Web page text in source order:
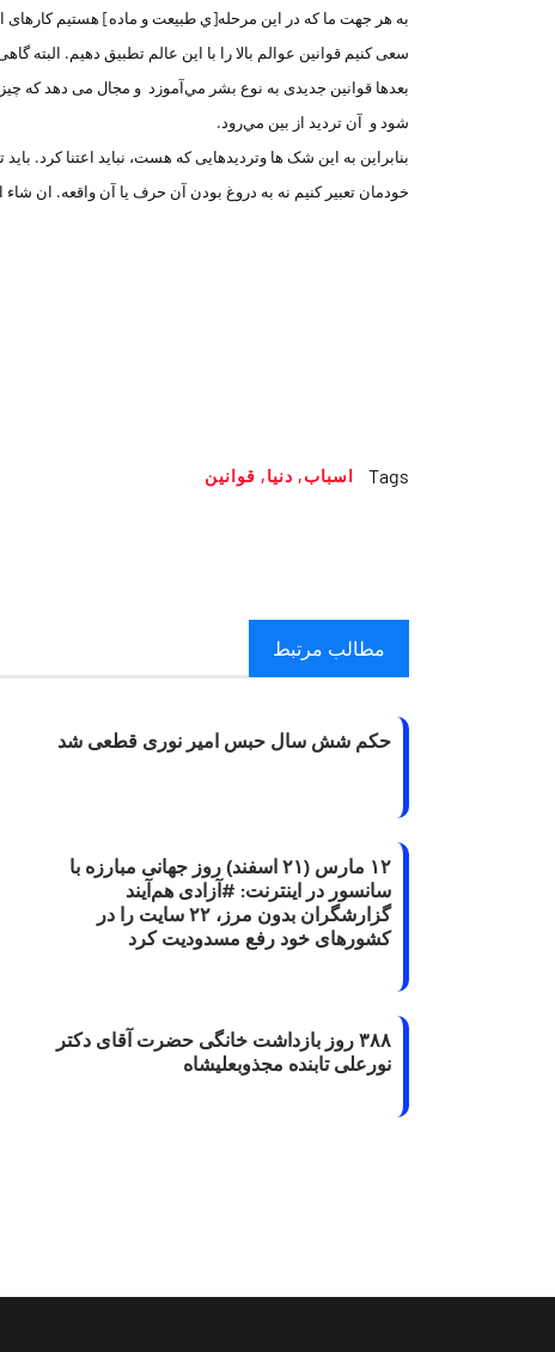
به هر جهت ما كه در این مرحله‌[ي طبيعت و ماده] هستیم کارهای
سعی کنیم قوانین عوالم بالا را با این عالم تطبيق دهيم.
بعدها قوانین جدیدی به نوع بشر مي‌آموزد و مجال می دهد که
شود و آن تردید از بين مي‌رود.
بنابراين به این شک ها وتردیدهایی که هست، نباید اعتنا کرد.
خودمان تعبیر کنیم نه به دروغ بودن آن حرف یا آن واقعه. ان شاء
Tags اسباب, دنیا, قوانین
مطالب مرتبط
حکم شش سال حبس امیر نوری قطعی شد
۱۲ مارس (۲۱ اسفند) روز جهانی مبارزه با
سانسور در اینترنت: #آزادی هم‌آیند
گزارشگران‌ بدون مرز، ۲۲ سایت را در
کشورهای خود رفع مسدودیت کرد
۳۸۸ روز بازداشت خانگی حضرت آقای دکتر
نورعلی تابنده مجذوبعلیشاه